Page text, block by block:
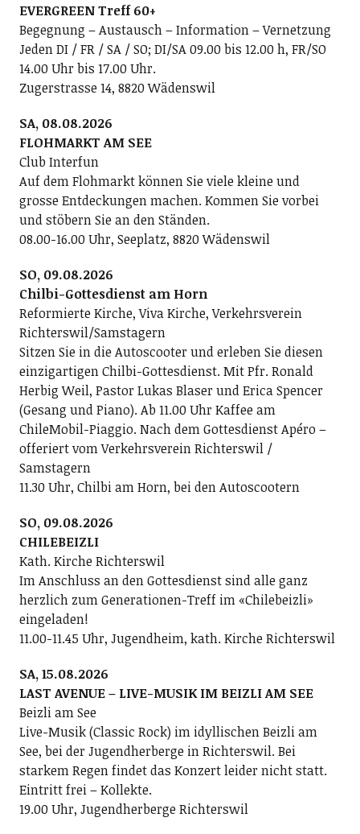
EVERGREEN Treff 60+
Begegnung – Austausch – Information – Vernetzung
Jeden DI / FR / SA / SO; DI/SA 09.00 bis 12.00 h, FR/SO
14.00 Uhr bis 17.00 Uhr.
Zugerstrasse 14, 8820 Wädenswil
SA, 08.08.2026
FLOHMARKT AM SEE
Club Interfun
Auf dem Flohmarkt können Sie viele kleine und
grosse Entdeckungen machen. Kommen Sie vorbei
und stöbern Sie an den Ständen.
08.00-16.00 Uhr, Seeplatz, 8820 Wädenswil
SO, 09.08.2026
Chilbi-Gottesdienst am Horn
Reformierte Kirche, Viva Kirche, Verkehrsverein
Richterswil/Samstagern
Sitzen Sie in die Autoscooter und erleben Sie diesen
einzigartigen Chilbi-Gottesdienst. Mit Pfr. Ronald
Herbig Weil, Pastor Lukas Blaser und Erica Spencer
(Gesang und Piano). Ab 11.00 Uhr Kaffee am
ChileMobil-Piaggio. Nach dem Gottesdienst Apéro –
offeriert vom Verkehrsverein Richterswil /
Samstagern
11.30 Uhr, Chilbi am Horn, bei den Autoscootern
SO, 09.08.2026
CHILEBEIZLI
Kath. Kirche Richterswil
Im Anschluss an den Gottesdienst sind alle ganz
herzlich zum Generationen-Treff im «Chilebeizli»
eingeladen!
11.00-11.45 Uhr, Jugendheim, kath. Kirche Richterswil
SA, 15.08.2026
LAST AVENUE – LIVE-MUSIK IM BEIZLI AM SEE
Beizli am See
Live-Musik (Classic Rock) im idyllischen Beizli am
See, bei der Jugendherberge in Richterswil. Bei
starkem Regen findet das Konzert leider nicht statt.
Eintritt frei – Kollekte.
19.00 Uhr, Jugendherberge Richterswil